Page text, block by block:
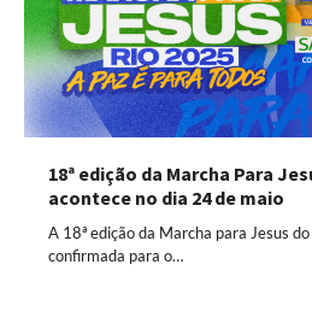
18ª edição da Marcha Para
acontece no dia 24 de maio
A 18ª edição da Marcha para Jesus
confirmada para o…